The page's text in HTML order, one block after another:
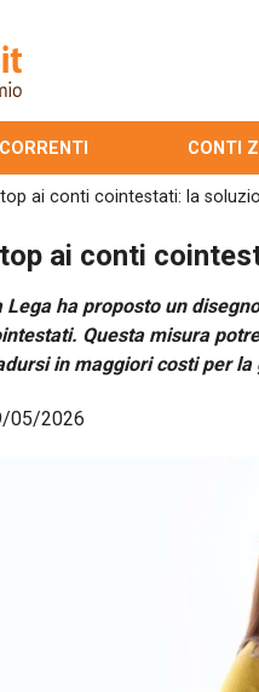
CONTI
ai conti cointestati: la
ai conti
Lega ha proposto un
Questa misura
in maggiori costi per
05/2026